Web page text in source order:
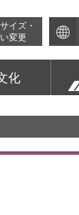
イズ・
変更
化